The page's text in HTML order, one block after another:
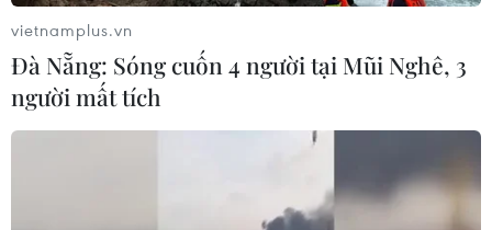
Sáp nhập Trường Đại học Văn hóa,
Thể thao và Du lịch Thanh Hóa vào
vietnamplus.vn
Đà Nẵng: Sóng cuốn 4 người tại Mũi Nghê, 3
người mất tích